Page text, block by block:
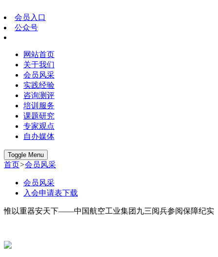
会员入口
公众号
网站首页
关于我们
会员风采
实践经验
咨询测评
培训服务
课题研究
专家观点
自办媒体
Toggle Menu
首页>会员风采
会员风采
入会申请表下载
惟以重器安天下——中国航空工业集团九三阅兵参阅保障纪实